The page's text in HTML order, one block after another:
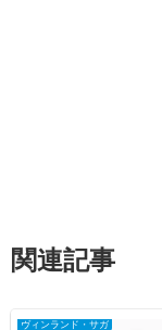
関連記事
ヴィンランド・サガ